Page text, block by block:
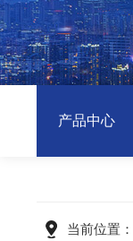
产品中心
当前位置：